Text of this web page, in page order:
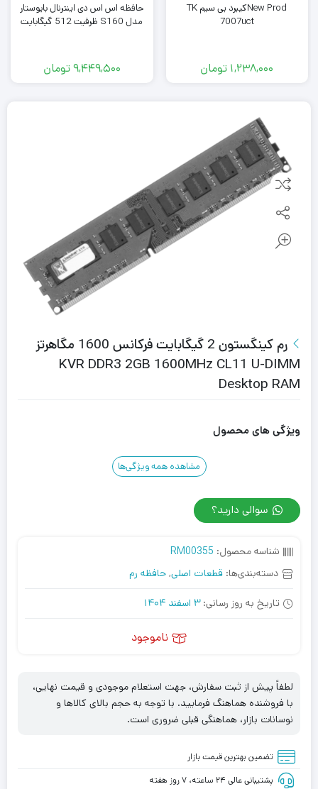
New Prodکیبرد بی سیم TK
7007uct
1,238,000 تومان
حافظه اس اس دی اینترنال بایوستار
مدل S160 ظرفیت 512 گیگابایت
9,449,500تومان
رم کینگستون 2 گیگابایت فرکانس 1600 مگاهرتز
KVR DDR3 2GB 1600MHz CL11 U-DIMM
Desktop RAM
ویژگی های محصول
مشاهده همه ویژگی‌ها
سوالی دارید؟
شناسه محصول: RM00355
دسته‌بندی‌ها: قطعات اصلی, حافظه رم
تاریخ به روز رسانی:3 اسفند 1404
ناموجود
لطفاً پیش از ثبت سفارش، جهت استعلام موجودی و قیمت نهایی،
با فروشنده هماهنگ فرمایید. با توجه به حجم بالای کالاها و
نوسانات بازار، هماهنگی قبلی ضروری است.
تضمین بهترین قیمت بازار
پشتیبانی عالی ۲۴ ساعته، ۷ روز هفته